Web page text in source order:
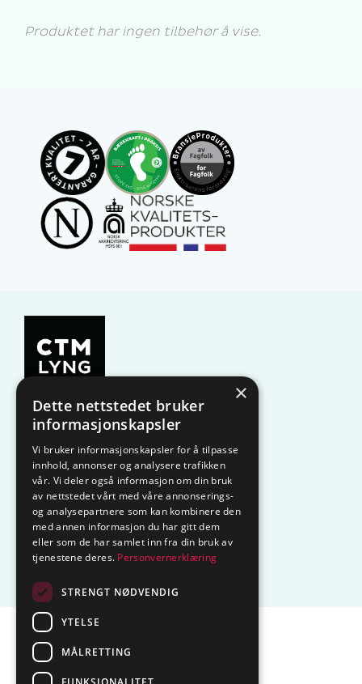
Produktet har ingen tilbehør å vise.
KAMPANJE Komfyrvakt
Belysning Lysstyring
Varmestyring Vannstopp
Frostsikring Smarthus – OP
Centrol
Sentralbord tlf.
Epost:
×
Dette nettstedet bruker
informasjonskapsler
Vi bruker informasjonskapsler for å tilpasse
innhold, annonser og analysere trafikken
vår. Vi deler også informasjon om din bruk
av nettstedet vårt med våre annonserings-
og analysepartnere som kan kombinere den
med annen informasjon du har gitt dem
eller som de har samlet inn fra din bruk av
tjenestene deres. Personvernerklæring
STRENGT NØDVENDIG
YTELSE
MÅLRETTING